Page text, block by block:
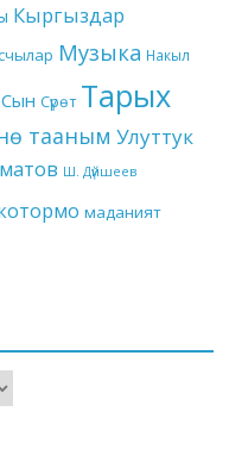
Кыргыздар
Музыка Накыл
Сын Сүрөт Тарых
тааным Улуттук
Ш. Дүйшеев
маданият